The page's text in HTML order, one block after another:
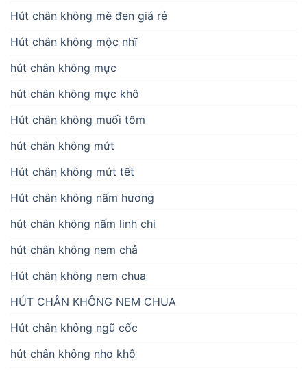
Hút chân không mè đen giá rẻ
Hút chân không mộc nhĩ
hút chân không mực
hút chân không mực khô
Hút chân không muối tôm
hút chân không mứt
Hút chân không mứt tết
Hút chân không nấm hương
hút chân không nấm linh chi
hút chân không nem chả
Hút chân không nem chua
HÚT CHÂN KHÔNG NEM CHUA
Hút chân không ngũ cốc
hút chân không nho khô